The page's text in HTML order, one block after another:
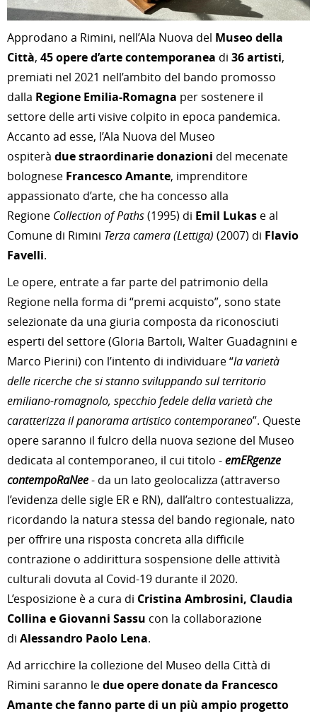
Approdano a Rimini, nell’Ala Nuova del Museo della
Città, 45 opere d’arte contemporanea di 36 artisti,
premiati nel 2021 nell’ambito del bando promosso
dalla Regione Emilia-Romagna per sostenere il
settore delle arti visive colpito in epoca pandemica.
Accanto ad esse, l’Ala Nuova del Museo
ospiterà duestraordinarie donazioni del mecenate
bolognese Francesco Amante, imprenditore
appassionato d’arte, che ha concesso alla
Regione Collection of Paths(1995) di Emil Lukas e al
Comune di Rimini Terza camera (Lettiga) (2007) di Flavio
Favelli.
Le opere, entrate a far parte del patrimonio della
Regione nella forma di “premi acquisto”, sono state
selezionate da una giuria composta da riconosciuti
esperti del settore (Gloria Bartoli, Walter Guadagnini e
Marco Pierini) con l’intento di individuare “la varietà
delle ricerche che si stanno sviluppando sul territorio
emiliano-romagnolo, specchio fedele della varietà che
caratterizza il panorama artistico contemporaneo”. Queste
opere saranno il fulcro della nuova sezione del Museo
dedicata al contemporaneo, il cui titolo -emERgenze
contempoRaNee- da un lato geolocalizza (attraverso
l’evidenza delle sigle ER e RN), dall’altro contestualizza,
ricordando la natura stessa del bando regionale, nato
per offrire una risposta concreta alla difficile
contrazione o addirittura sospensione delle attività
culturali dovuta al Covid-19 durante il 2020.
L’esposizione è a cura di Cristina Ambrosini, Claudia
Collina e Giovanni Sassu con la collaborazione
di Alessandro Paolo Lena.
Ad arricchire la collezione del Museo della Città di
Rimini saranno ledue opere donate da Francesco
Amante che fanno parte di un più ampio progetto